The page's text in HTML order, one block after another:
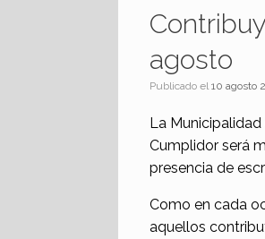
agosto
Publicado el10 agosto
La
Cumplidor será
presencia de
Como en cada
aquellos